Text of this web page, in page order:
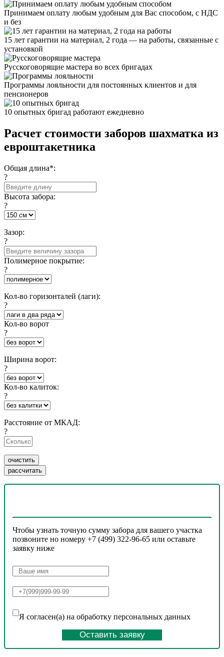
Принимаем оплату любым удобным для Вас способом, с НДС
и без
15 лет гарантии на материал, 2 года — на работы, связанные с
установкой
Русскоговорящие мастера во всех бригадах
Программы лояльности для постоянных клиентов и для
пенсионеров
10 опытных бригад работают ежедневно
Расчет стоимости заборов шахматка из
евроштакетника
Общая длина*:
?
Высота забора:
?
Зазор:
?
Полимерное покрытие:
?
Кол-во горизонталей (лаги):
?
Кол-во ворот
?
Ширина ворот:
?
Кол-во калиток:
?
Расстояние от МКАД:
?
Чтобы узнать точную сумму забора для вашего участка
позвоните но номеру +7 (499) 322-96-65 или оставьте
заявку ниже
Я согласен(а) на обработку персональных данных
Оставить заявку